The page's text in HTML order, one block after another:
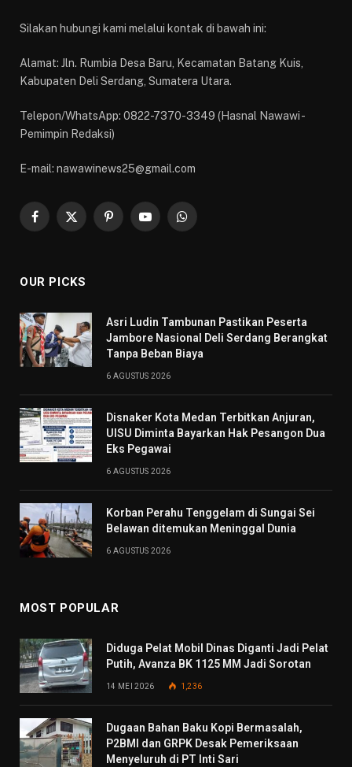
Silakan hubungi kami melalui kontak di bawah ini:
Alamat: Jln. Rumbia Desa Baru, Kecamatan Batang Kuis,
Kabupaten Deli Serdang, Sumatera Utara.
Telepon/WhatsApp: 0822-7370-3349 (Hasnal Nawawi -
Pemimpin Redaksi)
E-mail: nawawinews25@gmail.com
Facebook
X
PinterestYouTubeWhatsApp
OUR PICKS
Asri Ludin Tambunan Pastikan Peserta
Jambore Nasional Deli Serdang Berangkat
Tanpa Beban Biaya
6 AGUSTUS 2026
Disnaker Kota Medan Terbitkan Anjuran,
UISU Diminta Bayarkan Hak Pesangon Dua
Eks Pegawai
6 AGUSTUS 2026
Korban Perahu Tenggelam di Sungai Sei
Belawan ditemukan Meninggal Dunia
6 AGUSTUS 2026
MOST POPULAR
Diduga Pelat Mobil Dinas Diganti Jadi Pelat
Putih, Avanza BK 1125 MM Jadi Sorotan
14 MEI 2026 1,236
Dugaan Bahan Baku Kopi Bermasalah,
P2BMI dan GRPK Desak Pemeriksaan
Menyeluruh di PT Inti Sari